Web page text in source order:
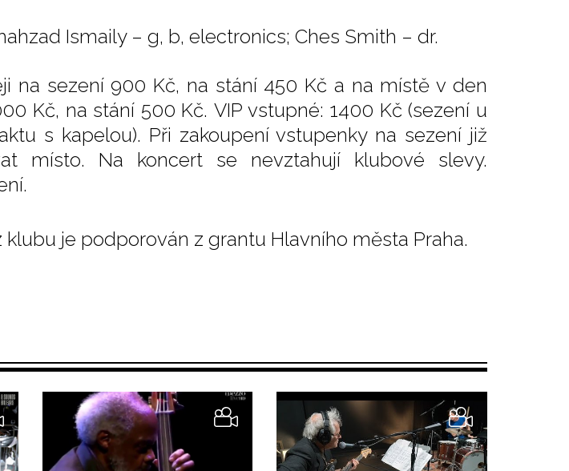
Ismaily – g, b, electronics; Ches Smith – dr.
na sezení 900 Kč, na stání 450 Kč a na místě v den
Kč, na stání 500 Kč. VIP vstupné: 1400 Kč (sezení u
s kapelou). Při zakoupení vstupenky na sezení již
místo. Na koncert se nevztahují klubové slevy.
je podporován z grantu Hlavního města Praha.